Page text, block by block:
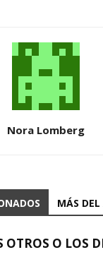
Nora Lomberg
MÁS
OTROS O LOS